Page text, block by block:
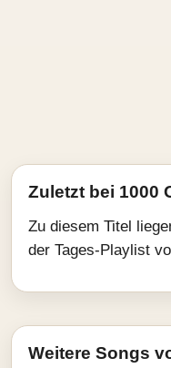
Zuletzt bei 1000
Zu diesem Titel
der Tages-Playlist
Weitere Songs